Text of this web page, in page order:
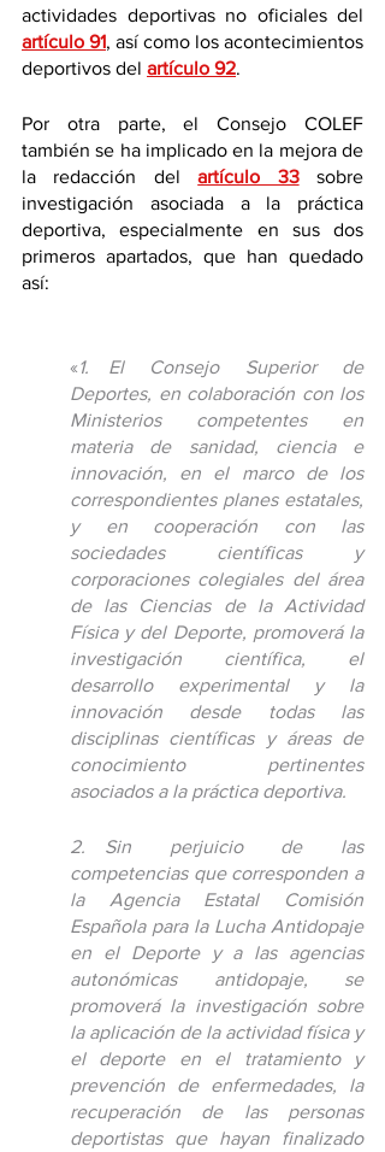
artículo 91, así como los acontecimientos
deportivos del artículo 92.
Por otra parte, el Consejo COLEF
también se ha implicado en la mejora de
la redacción del artículo 33 sobre
investigación asociada a la práctica
deportiva, especialmente en sus dos
primeros apartados, que han quedado
así:
«1. El Consejo Superior de
Deportes, en colaboración con los
Ministerios competentes en
materia de sanidad, ciencia e
innovación, en el marco de los
correspondientes planes estatales,
y en cooperación con las
sociedades científicas y
corporaciones colegiales del área
de las Ciencias de la Actividad
Física y del Deporte, promoverá la
investigación científica, el
desarrollo experimental y la
innovación desde todas las
disciplinas científicas y áreas de
conocimiento pertinentes
asociados a la práctica deportiva.
2. Sin perjuicio de las
competencias que corresponden a
la Agencia Estatal Comisión
Española para la Lucha Antidopaje
en el Deporte y a las agencias
autonómicas antidopaje, se
promoverá la investigación sobre
la aplicación de la actividad física y
el deporte en el tratamiento y
prevención de enfermedades, la
recuperación de las personas
deportistas que hayan finalizado